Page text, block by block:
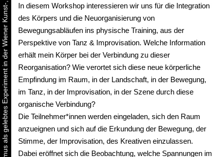
In diesem Workshop interessieren wir uns für die Integration
des Körpers und die Neuorganisierung von
Bewegungsabläufen ins physische Training, aus der
Perspektive von Tanz & Improvisation. Welche Information
erhält mein Körper bei der Verbindung zu dieser
Reorganisation? Wie verortet sich diese neue körperliche
Empfindung im Raum, in der Landschaft, in der Bewegung,
im Tanz, in der Improvisation, in der Szene durch diese
organische Verbindung?
Die Teilnehmer*innen werden eingeladen, sich den Raum
anzueignen und sich auf die Erkundung der Bewegung, der
Stimme, der Improvisation, des Kreativen einzulassen.
Dabei eröffnet sich die Beobachtung, welche Spannungen im